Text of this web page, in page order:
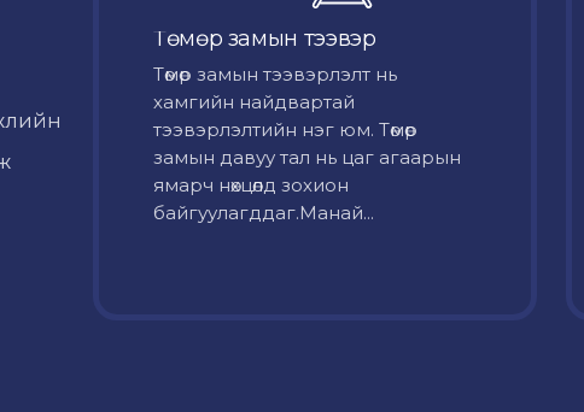
Төмөр замын тээвэр
Төмөр замын тээвэрлэлт нь
хамгийн найдвартай
тээвэрлэлтийн нэг юм. Төмөр
замын давуу тал нь цаг агаарын
ямарч нөхцөлд зохион
байгуулагддаг.Манай...